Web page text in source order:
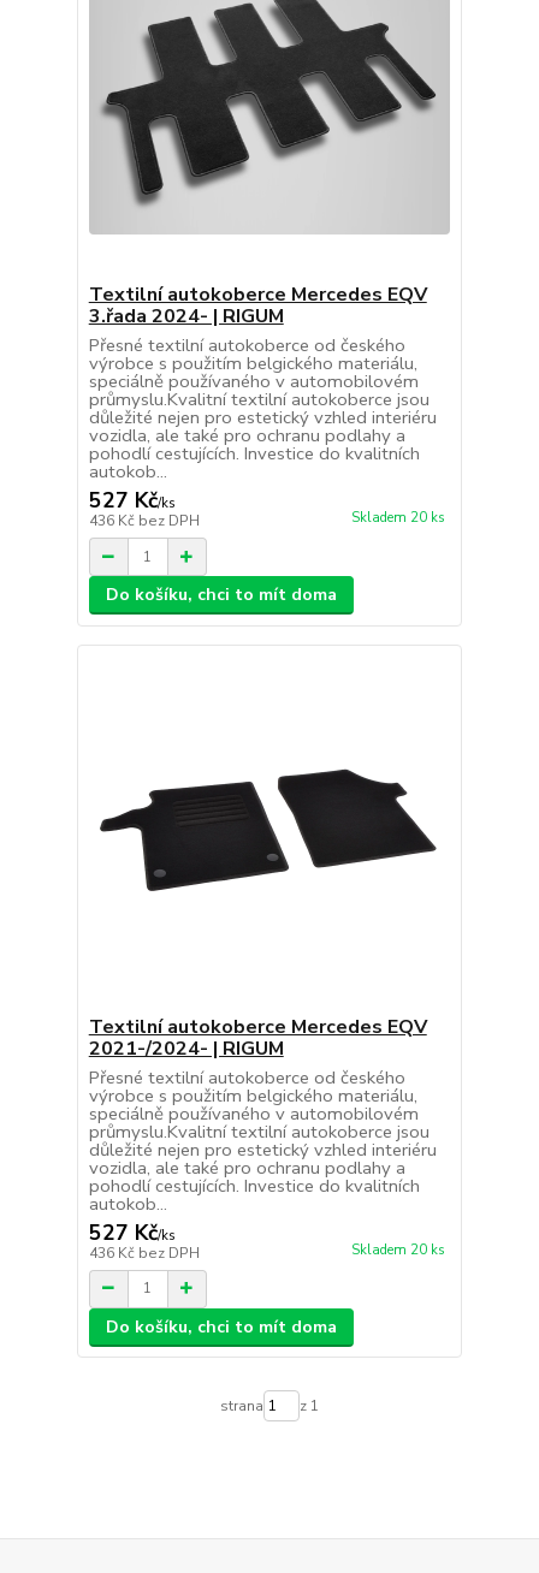
Textilní autokoberce Mercedes EQV
3.řada 2024- | RIGUM
Přesné textilní autokoberce od českého
výrobce s použitím belgického materiálu,
speciálně používaného v automobilovém
průmyslu.Kvalitní textilní autokoberce jsou
důležité nejen pro estetický vzhled interiéru
vozidla, ale také pro ochranu podlahy a
pohodlí cestujících. Investice do kvalitních
autokob...
527 Kč/ks
436 Kč bez DPH Skladem 20 ks
Do košíku, chci to mít doma
Textilní autokoberce Mercedes EQV
2021-/2024- | RIGUM
Přesné textilní autokoberce od českého
výrobce s použitím belgického materiálu,
speciálně používaného v automobilovém
průmyslu.Kvalitní textilní autokoberce jsou
důležité nejen pro estetický vzhled interiéru
vozidla, ale také pro ochranu podlahy a
pohodlí cestujících. Investice do kvalitních
autokob...
527 Kč/ks
436 Kč bez DPH Skladem 20 ks
Do košíku, chci to mít doma
strana z 1